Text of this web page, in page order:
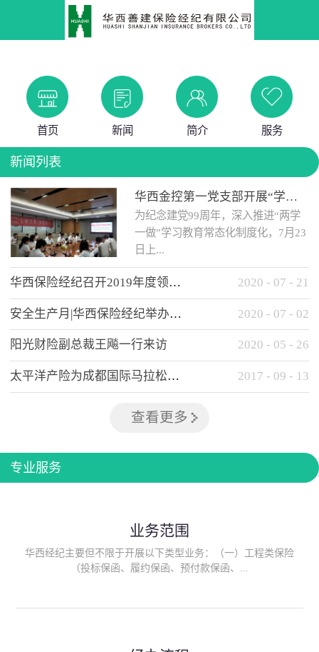
首页 新闻 简介 服务
新闻列表
华西金控第一党支部开展“学党史 知党情 做合格党员”主题教育工作会
为纪念建党99周年，深入推进“两学
一做”学习教育常态化制度化，7月23
日上...
午，华西金控第一党支部举办了“学
党史、知党情、...
华西保险经纪召开2019年度领导班子述职考核工作会 2020 - 07 - 21
安全生产月|华西保险经纪举办应急消防安全知识培训 2020 - 07 - 02
阳光财险副总裁王飚一行来访 2020 - 05 - 26
太平洋产险为成都国际马拉松提供全方位保险保障 2017 - 09 - 13
查看更多
专业服务
业务范围
华西经纪主要但不限于开展以下类型业务：（一）工程类保险
（投标保函、履约保函、预付款保函、...